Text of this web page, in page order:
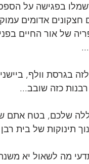
בפגישה על
חצקונים אדומים
של אור החיים בפנים
בגרסת וולף,
כזה שובב...
שלכם, בטח אתם
תינוקות של בית
מה לשאול יא